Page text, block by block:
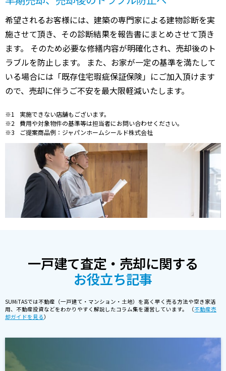
希望されるお客様には、建築の専門家による建物診断を実
施させて頂き、その診断結果を報告書にまとめさせて頂き
ます。 そのため必要な修繕内容が明確化され、売却後のト
ラブルを防止します。 また、お家が一定の基準を満たして
いる場合には「既存住宅瑕疵保証保険」にご加入頂けます
ので、売却に伴うご不安を最大限軽減いたします。
実施できない店舗もございます。
費用や対象物件の基準等は担当者にお問い合わせください。
ご提案商品例：ジャパンホームシールド株式会社
一戸建て査定・売却に関する
お役立ち記事
SUMiTASでは不動産（一戸建て・マンション・土地）を高く早く売る方法や空き家活
用、不動産投資などをわかりやすく解説したコラム集を運営しています。 （不動産売
却ガイドを見る）